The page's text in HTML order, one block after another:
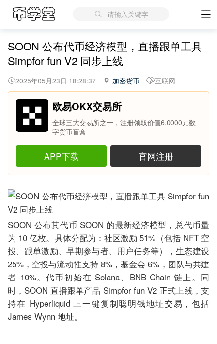
请输入关键字
SOON 公布代币经济模型，直播跟单工具
Simpfor fun V2 同步上线
2025年05月23日 18:28:37 加密货币 互联网
欧易OKX交易所
全球三大交易所之一，注册领取价值6,0000元数
字货币盲盒
APP下载 官网注册
SOON 公布其代币 SOON 的最新经济模型，总代币量
为 10 亿枚。具体分配为：社区激励 51%（包括 NFT 空
投、跟单激励、早期参与者、用户任务等），生态建设
25%，空投与流动性支持 8%，基金会 6%，团队与共建
者 10%。代币初始在 Solana、BNB Chain 链上。同
时，SOON 直播跟单产品 Simpfor fun V2 正式上线，支
持在 Hyperliquid 上一键复制聪明钱地址交易，包括
James Wynn 地址。